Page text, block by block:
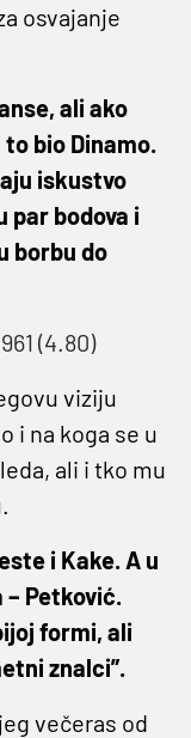
osvajanje
ali ako
bio Dinamo.
iskustvo
par bodova i
borbu do
(4.80)
viziju
i na koga se u
ali i tko mu
i Kake. A u
– Petković.
formi, ali
znalci”.
večeras od